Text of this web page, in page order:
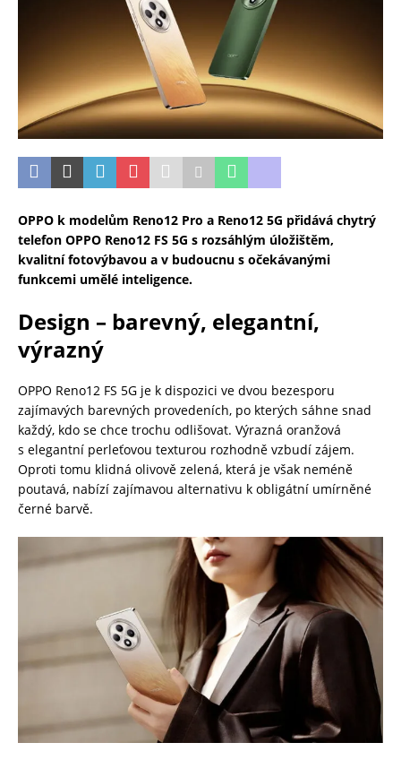
OPPO k modelům Reno12 Pro a Reno12 5G přidává chytrý
telefon OPPO Reno12 FS 5G s rozsáhlým úložištěm,
kvalitní fotovýbavou a v budoucnu s očekávanými
funkcemi umělé inteligence.
Design – barevný, elegantní,
výrazný
OPPO Reno12 FS 5G je k dispozici ve dvou bezesporu
zajímavých barevných provedeních, po kterých sáhne snad
každý, kdo se chce trochu odlišovat. Výrazná oranžová
s elegantní perleťovou texturou rozhodně vzbudí zájem.
Oproti tomu klidná olivově zelená, která je však neméně
poutavá, nabízí zajímavou alternativu k obligátní umírněné
černé barvě.